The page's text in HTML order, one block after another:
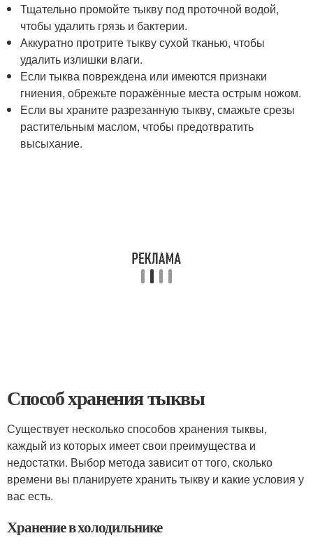
Тщательно промойте тыкву под проточной водой,
чтобы удалить грязь и бактерии.
Аккуратно протрите тыкву сухой тканью, чтобы
удалить излишки влаги.
Если тыква повреждена или имеются признаки
гниения, обрежьте поражённые места острым ножом.
Если вы храните разрезанную тыкву, смажьте срезы
растительным маслом, чтобы предотвратить
высыхание.
Способ хранения тыквы
Существует несколько способов хранения тыквы,
каждый из которых имеет свои преимущества и
недостатки. Выбор метода зависит от того, сколько
времени вы планируете хранить тыкву и какие условия у
вас есть.
Хранение в холодильнике